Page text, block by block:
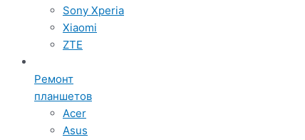
Sony Xperia
Xiaomi
ZTE
Ремонт
планшетов
Acer
Asus